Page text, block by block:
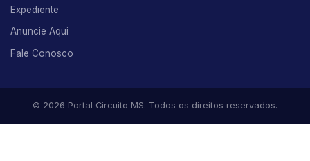
Expediente
Anuncie Aqui
Fale Conosco
© 2026 Portal Circuito MS. Todos os direitos reservados.